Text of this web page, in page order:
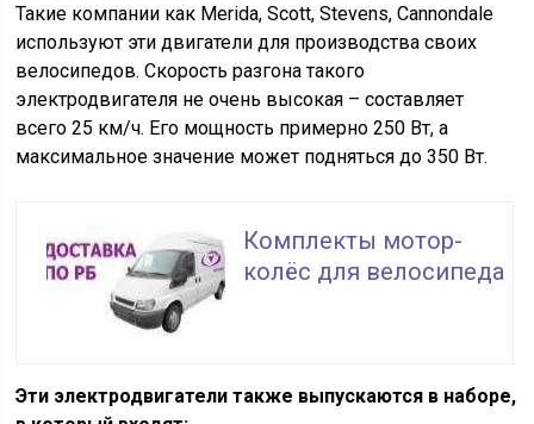
Такие компании как Merida, Scott, Stevens, Cannondale
используют эти двигатели для производства своих
велосипедов. Скорость разгона такого
электродвигателя не очень высокая – составляет
всего 25 км/ч. Его мощность примерно 250 Вт, а
максимальное значение может подняться до 350 Вт.
Комплекты мотор-
колёс для велосипеда
Эти электродвигатели также выпускаются в наборе,